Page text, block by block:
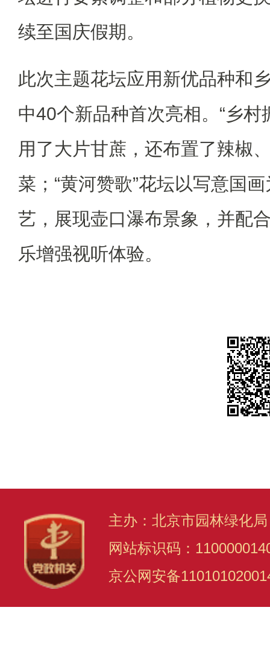
续至国庆假期。
此次主题花坛应用新优品种和
中40个新品种首次亮相。“乡村
用了大片甘蔗，还布置了辣椒
菜；“黄河赞歌”花坛以写意国
艺，展现壶口瀑布景象，并配
乐增强视听体验。
主办：北京市园林绿化
网站标识码：
京公网安备